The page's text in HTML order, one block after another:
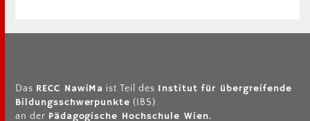
Das RECC NawiMa ist Teil des Institut für übergreifende
Bildungsschwerpunkte (IBS)
an der Pädagogische Hochschule Wien.